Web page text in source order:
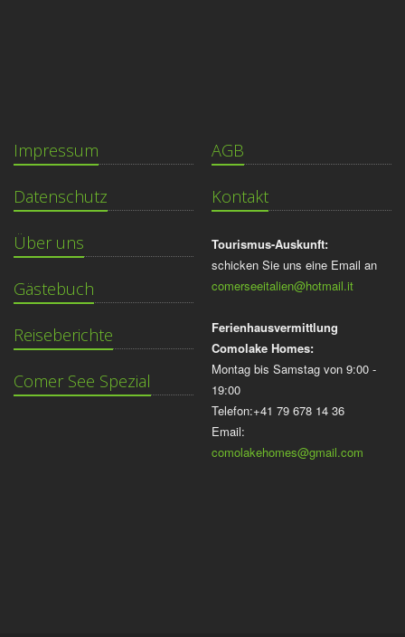
Impressum
Datenschutz
Über uns
Gästebuch
Reiseberichte
Comer See Spezial
AGB
Kontakt
Tourismus-Auskunft:
schicken Sie uns eine Email an
comerseeitalien@hotmail.it
Ferienhausvermittlung
Comolake Homes:
Montag bis Samstag von 9:00 -
19:00
Telefon:+41 79 678 14 36
Email:
comolakehomes@gmail.com